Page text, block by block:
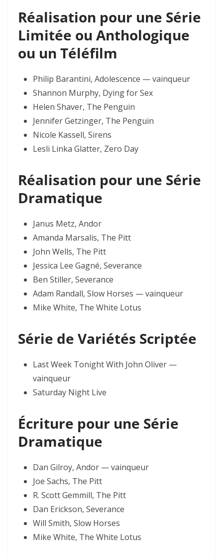
Réalisation pour une Série
Limitée ou Anthologique
ou un Téléfilm
Philip Barantini, Adolescence — vainqueur
Shannon Murphy, Dying for Sex
Helen Shaver, The Penguin
Jennifer Getzinger, The Penguin
Nicole Kassell, Sirens
Lesli Linka Glatter, Zero Day
Réalisation pour une Série
Dramatique
Janus Metz, Andor
Amanda Marsalis, The Pitt
John Wells, The Pitt
Jessica Lee Gagné, Severance
Ben Stiller, Severance
Adam Randall, Slow Horses — vainqueur
Mike White, The White Lotus
Série de Variétés Scriptée
Last Week Tonight With John Oliver —
vainqueur
Saturday Night Live
Écriture pour une Série
Dramatique
Dan Gilroy, Andor — vainqueur
Joe Sachs, The Pitt
R. Scott Gemmill, The Pitt
Dan Erickson, Severance
Will Smith, Slow Horses
Mike White, The White Lotus